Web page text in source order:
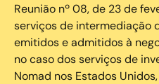
Reunião nº 08, de 23 de
serviços de intermediação
emitidos e admitidos à
no caso dos serviços de
Nomad nos Estados